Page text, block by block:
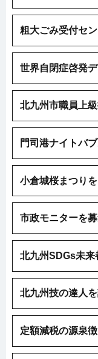
粗大ごみ受付セ
世界自閉症啓発
北九州市職員上
門司港ナイトバ
小倉城桜まつり
市政モニターを
北九州SDGs未来
北九州技の達人
定額減税の源泉